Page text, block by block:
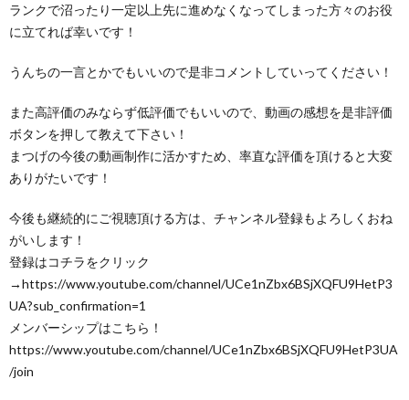
ランクで沼ったり一定以上先に進めなくなってしまった方々のお役
に立てれば幸いです！
うんちの一言とかでもいいので是非コメントしていってください！
また高評価のみならず低評価でもいいので、動画の感想を是非評価
ボタンを押して教えて下さい！
まつげの今後の動画制作に活かすため、率直な評価を頂けると大変
ありがたいです！
今後も継続的にご視聴頂ける方は、チャンネル登録もよろしくおね
がいします！
登録はコチラをクリック
→https://www.youtube.com/channel/UCe1nZbx6BSjXQFU9HetP3
UA?sub_confirmation=1
メンバーシップはこちら！
https://www.youtube.com/channel/UCe1nZbx6BSjXQFU9HetP3UA
/join